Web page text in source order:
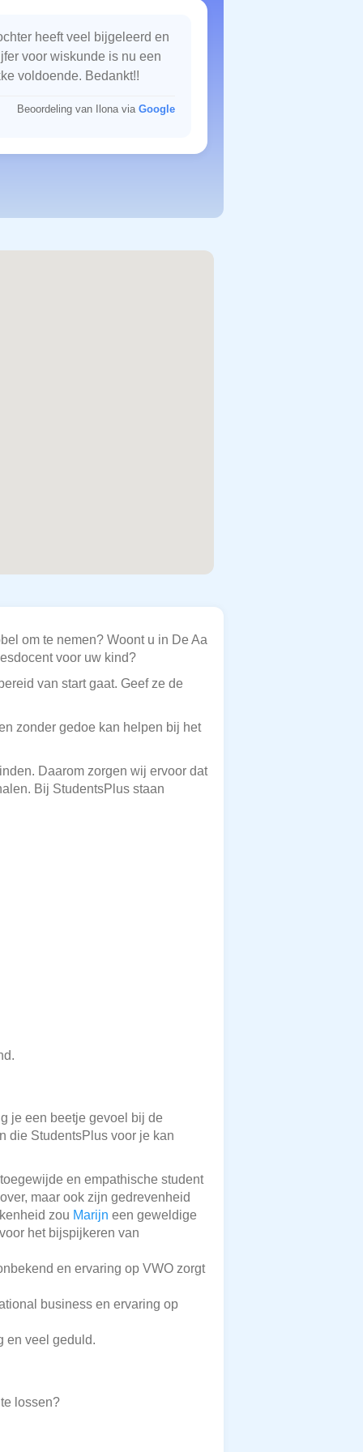
heeft veel bijgeleerd en
voor wiskunde is nu een
voldoende. Bedankt!!
Beoordeling van Ilona via Google
om te nemen? Woont u in De Aa
voor uw kind?
van start gaat. Geef ze de
zonder gedoe kan helpen bij het
Daarom zorgen wij ervoor dat
Bij StudentsPlus staan
je een beetje gevoel bij de
die StudentsPlus voor je kan
en empathische student
maar ook zijn gedrevenheid
zou Marijn een geweldige
het bijspijkeren van
en ervaring op VWO zorgt
business en ervaring op
en veel geduld.
lossen?